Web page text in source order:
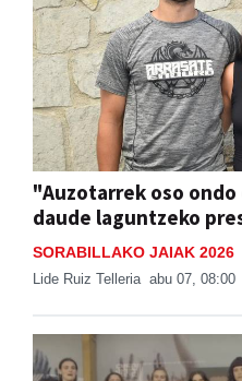
"Auzotarrek oso
daude laguntzeko
SORABILLAKO JAIAK 2026
Lide Ruiz Telleria abu 07, 08:00